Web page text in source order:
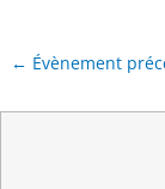
← Évènement